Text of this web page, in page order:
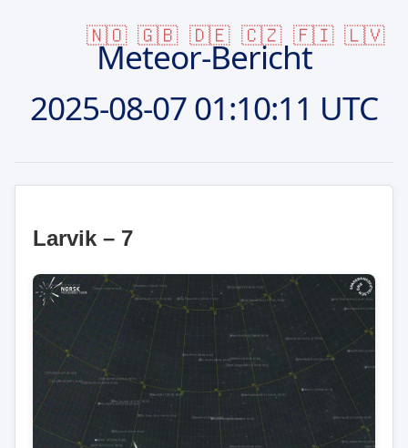
🇳🇴 🇬🇧 🇩🇪 🇨🇿 🇫🇮 🇱🇻
Meteor-Bericht
2025-08-0701:10:11 UTC
Larvik – 7